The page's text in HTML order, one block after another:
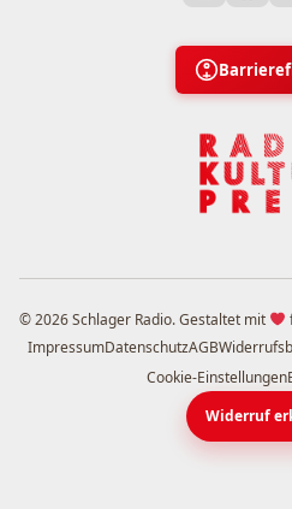
© 2026 Schlager Radio. Gestaltet mit
ImpressumDatenschutzAGB
Cookie-Einstellungen
Widerruf